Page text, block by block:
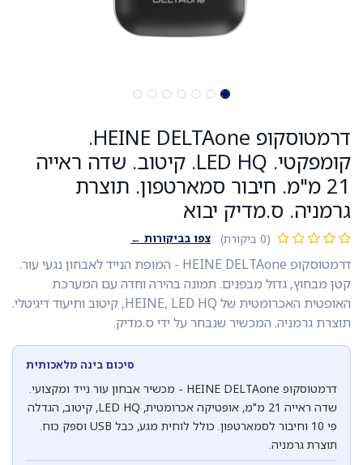
דרמטוסקופ HEINE DELTAone.
קומפקטי. LED HQ. קיטוב. שדה ראייה
21 מ"מ. חיבור סמארטפון. תוצרת
גרמניה. ס.מדיק יבוא
(0 ביקורת) צפו בביקורות ←
דרמטוסקופ HEINE DELTAone - המופת הנייד לאבחון נגעי עור.
קטן מבחוץ, גדול מבפנים. תמונה בהירה וחדה עם המערכת
האופטית האכרומטית של HEINE, LED HQ, קיטוב ותיעוד דיגיטלי.
תוצרת גרמניה. המכשיר שנבחר על ידי ס.מדיק.
סיכום בינה מלאכותית
דרמטוסקופ HEINE DELTAone - מכשיר אבחון עור נייד ומקצועי.
שדה ראייה 21 מ"מ, אופטיקה אכרומטית, LED HQ, קיטוב, הגדלה
פי 10 וחיבור לסמארטפון. כולל לוחית מגע, כבל USB וספק כוח.
תוצרת גרמניה.